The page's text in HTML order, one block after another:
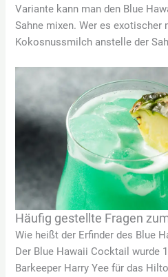
Variante kann man den Blue
Sahne mixen. Wer es exotischer
Kokosnussmilch anstelle der
Häufig gestellte Fragen
Wie heißt der Erfinder des Blue
Der Blue Hawaii Cocktail wurde
Barkeeper Harry Yee für das